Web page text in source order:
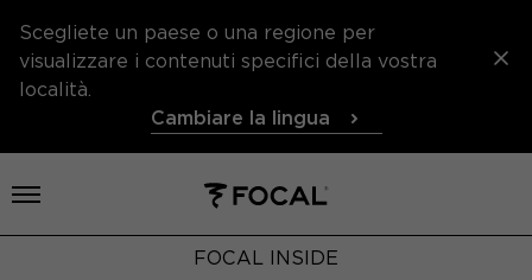
Scegliete un paese o una regione per
visualizzare i contenuti specifici della vostra
località.
Cambiare la lingua
Aprire il menu
FOCAL INSIDE